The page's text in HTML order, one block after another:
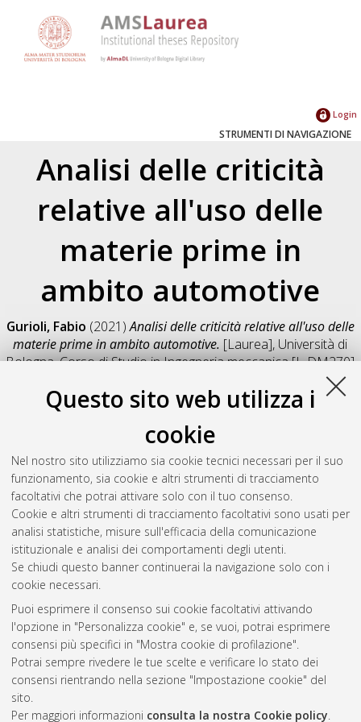
Questo sito web utilizza i
cookie
Nel nostro sito utilizziamo sia cookie tecnici necessari per il suo
funzionamento, sia cookie e altri strumenti di tracciamento
facoltativi che potrai attivare solo con il tuo consenso.
Cookie e altri strumenti di tracciamento facoltativi sono usati per
analisi statistiche, misure sull'efficacia della comunicazione
istituzionale e analisi dei comportamenti degli utenti.
Se chiudi questo banner continuerai la navigazione solo con i
cookie necessari.
Puoi esprimere il consenso sui cookie facoltativi attivando
l'opzione in "Personalizza cookie" e, se vuoi, potrai esprimere
consensi più specifici in "Mostra cookie di profilazione".
Potrai sempre rivedere le tue scelte e verificare lo stato dei
consensi rientrando nella sezione "Impostazione cookie" del
sito.
Per maggiori informazioni consulta la nostra Cookie policy.
Login
STRUMENTI DI NAVIGAZIONE
Analisi delle criticità
relative all'uso delle
materie prime in
ambito automotive
Gurioli, Fabio (2021)Analisi delle criticità relative all'uso delle
materie prime in ambito automotive. [Laurea], Università di
Bologna, Corso di Studio inIngegneria meccanica [L-DM270]
Salva citazione
Condividi
Il full-text non è disponibile per scelta dell'autore. (
Abstract
Altri metadati
Gestione del documento:
Atom
Rss 1.0
Rss 2.0
AMS Laurea